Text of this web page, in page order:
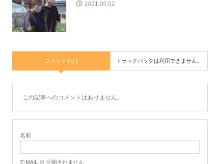
2021.09.02
コメント ( 0 ) トラックバックは利用できません。
この記事へのコメントはありません。
名前
E-MAIL ※ 公開されません